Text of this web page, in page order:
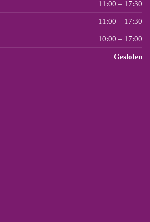
11:00 – 17:30
11:00 – 17:30
10:00 – 17:00
Gesloten